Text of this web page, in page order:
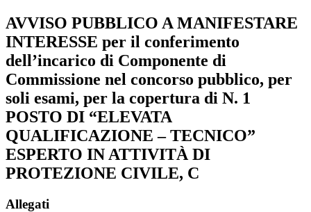
AVVISO PUBBLICO A MANIFESTARE
INTERESSE per il conferimento
dell’incarico di Componente di
Commissione nel concorso pubblico, per
soli esami, per la copertura di N. 1
POSTO DI “ELEVATA
QUALIFICAZIONE – TECNICO”
ESPERTO IN ATTIVITÀ DI
PROTEZIONE CIVILE, C
Allegati